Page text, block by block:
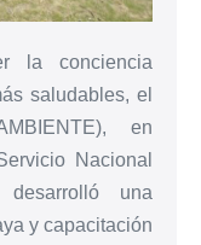
la conciencia
saludables, el
en
Nacional
desarrolló una
y capacitación